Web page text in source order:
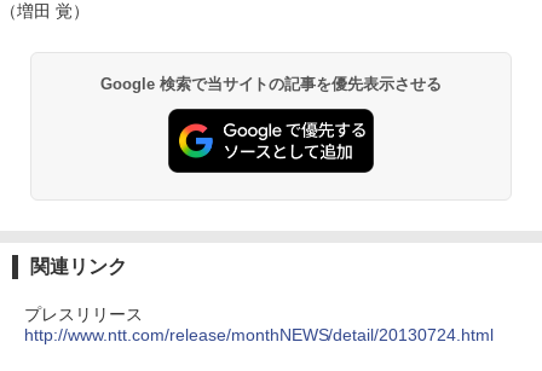
（増田 覚）
Google 検索で当サイトの記事を優先表示させる
関連リンク
プレスリリース
http://www.ntt.com/release/monthNEWS/detail/20130724.html